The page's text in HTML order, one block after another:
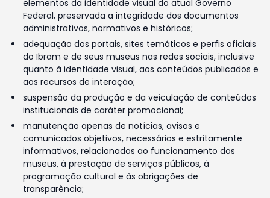
elementos da identidade visual do atual Governo
Federal, preservada a integridade dos documentos
administrativos, normativos e históricos;
adequação dos portais, sites temáticos e perfis oficiais
do Ibram e de seus museus nas redes sociais, inclusive
quanto à identidade visual, aos conteúdos publicados e
aos recursos de interação;
suspensão da produção e da veiculação de conteúdos
institucionais de caráter promocional;
manutenção apenas de notícias, avisos e
comunicados objetivos, necessários e estritamente
informativos, relacionados ao funcionamento dos
museus, à prestação de serviços públicos, à
programação cultural e às obrigações de
transparência;